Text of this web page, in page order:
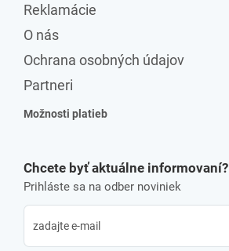
Reklamácie
O nás
Ochrana osobných údajov
Partneri
Možnosti platieb
Chcete byť aktuálne informovaní?
Prihláste sa na odber noviniek